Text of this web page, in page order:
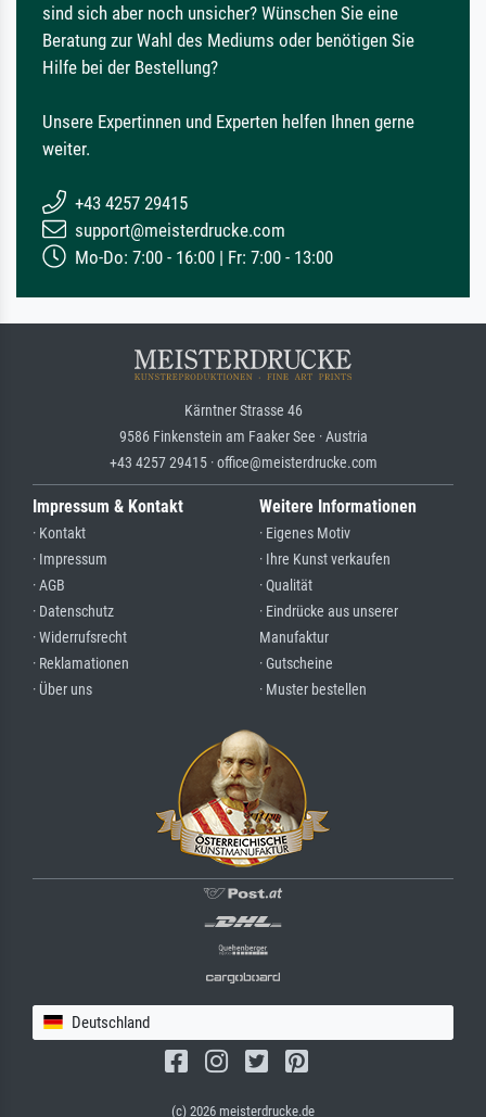
sind sich aber noch unsicher? Wünschen Sie eine
Beratung zur Wahl des Mediums oder benötigen Sie
Hilfe bei der Bestellung?
Unsere Expertinnen und Experten helfen Ihnen gerne
weiter.
+43 4257 29415
support@meisterdrucke.com
Mo-Do: 7:00 - 16:00 | Fr: 7:00 - 13:00
Kärntner Strasse 46
9586 Finkenstein am Faaker See · Austria
+43 4257 29415 · office@meisterdrucke.com
Impressum & Kontakt
· Kontakt
· Impressum
· AGB
· Datenschutz
· Widerrufsrecht
· Reklamationen
· Über uns
Weitere Informationen
· Eigenes Motiv
· Ihre Kunst verkaufen
· Qualität
· Eindrücke aus unserer
Manufaktur
· Gutscheine
· Muster bestellen
Deutschland
(c) 2026 meisterdrucke.de